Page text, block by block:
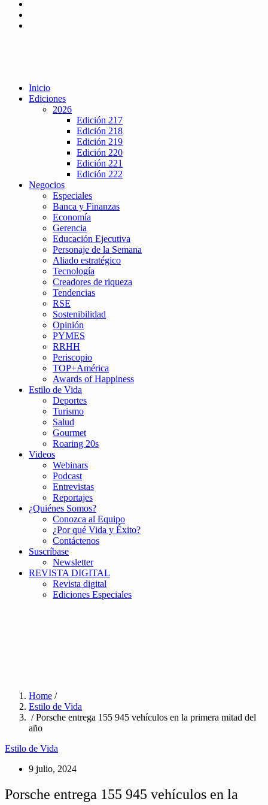
Inicio
Ediciones
2026
Edición 217
Edición 218
Edición 219
Edición 220
Edición 221
Edición 222
Negocios
Especiales
Banca y Finanzas
Economía
Gerencia
Educación Ejecutiva
Personaje de la Semana
Aliado estratégico
Tecnología
Creadores de riqueza
Tendencias
RSE
Sostenibilidad
Opinión
PYMES
RRHH
Periscopio
TOP+América
Awards of Happiness
Estilo de Vida
Deportes
Turismo
Salud
Gourmet
Roaring 20s
Videos
Webinars
Podcast
Entrevistas
Reportajes
¿Quiénes Somos?
Conozca al Equipo
¿Por qué Vida y Éxito?
Contáctenos
Suscríbase
Newsletter
REVISTA DIGITAL
Revista digital
Ediciones Especiales
Home /
Estilo de Vida
/ Porsche entrega 155 945 vehículos en la primera mitad del
año
Estilo de Vida
9 julio, 2024
Porsche entrega 155 945 vehículos en la